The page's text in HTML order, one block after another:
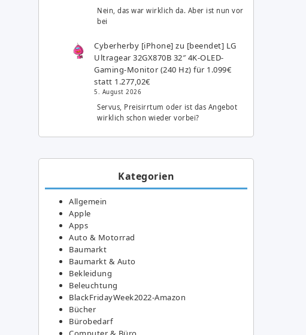
Nein, das war wirklich da. Aber ist nun vor
bei
Cyberherby [iPhone] zu [beendet] LG
Ultragear 32GX870B 32″ 4K-OLED-
Gaming-Monitor (240 Hz) für 1.099€
statt 1.277,02€
5. August 2026
Servus, Preisirrtum oder ist das Angebot
wirklich schon wieder vorbei?
Kategorien
Allgemein
Apple
Apps
Auto & Motorrad
Baumarkt
Baumarkt & Auto
Bekleidung
Beleuchtung
BlackFridayWeek2022-Amazon
Bücher
Bürobedarf